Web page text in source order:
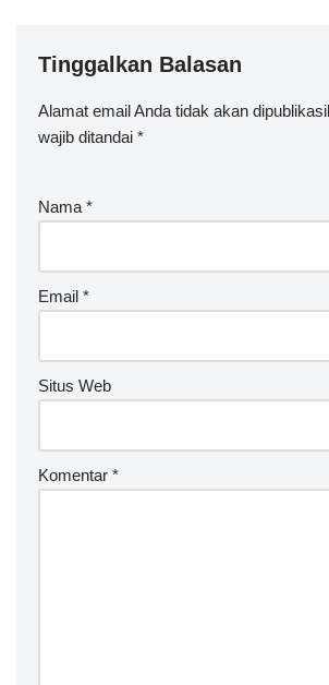
Tinggalkan Balasan
Alamat email Anda tidak akan
wajib ditandai *
Nama *
Email *
Situs Web
Komentar *